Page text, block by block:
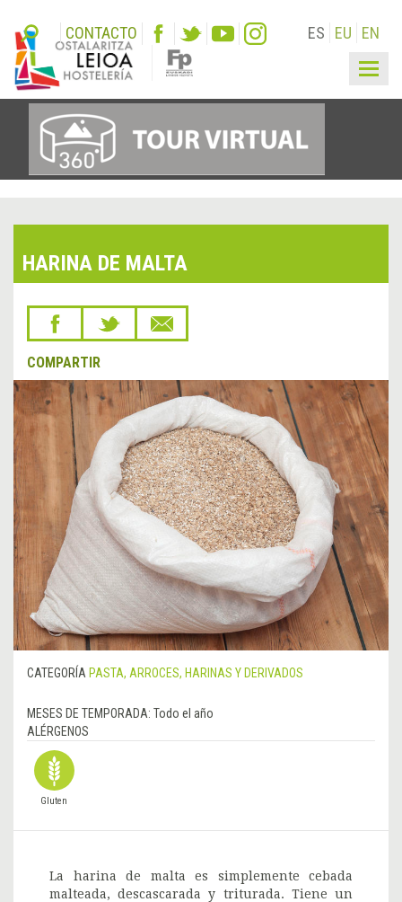
CONTACTO ES EU EN
HARINA DE MALTA
COMPARTIR
CATEGORÍA PASTA, ARROCES, HARINAS Y DERIVADOS
MESES DE TEMPORADA: Todo el año
ALÉRGENOS
Gluten
La harina de malta es simplemente cebada
malteada, descascarada y triturada. Tiene un